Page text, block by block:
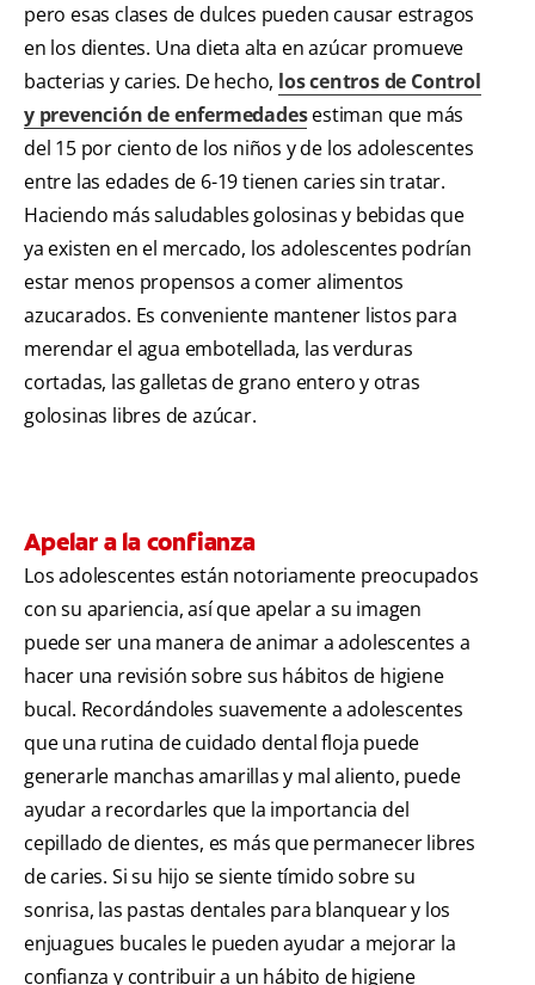
pero esas clases de dulces pueden causar estragos
en los dientes. Una dieta alta en azúcar promueve
bacterias y caries. De hecho, los centros de Control
y prevención de enfermedadesestiman que más
del 15 por ciento de los niños y de los adolescentes
entre las edades de 6-19 tienen caries sin tratar.
Haciendo más saludables golosinas y bebidas que
ya existen en el mercado, los adolescentes podrían
estar menos propensos a comer alimentos
azucarados. Es conveniente mantener listos para
merendar el agua embotellada, las verduras
cortadas, las galletas de grano entero y otras
golosinas libres de azúcar.
Apelar a la confianza
Los adolescentes están notoriamente preocupados
con su apariencia, así que apelar a su imagen
puede ser una manera de animar a adolescentes a
hacer una revisión sobre sus hábitos de higiene
bucal. Recordándoles suavemente a adolescentes
que una rutina de cuidado dental floja puede
generarle manchas amarillas y mal aliento, puede
ayudar a recordarles que la importancia del
cepillado de dientes, es más que permanecer libres
de caries. Si su hijo se siente tímido sobre su
sonrisa, las pastas dentales para blanquear y los
enjuagues bucales le pueden ayudar a mejorar la
confianza y contribuir a un hábito de higiene